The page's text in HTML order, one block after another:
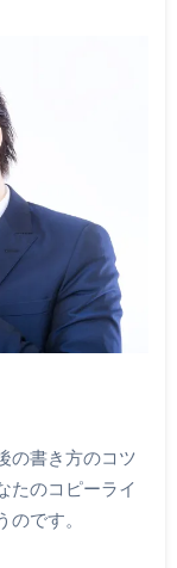
の書き方のコツ
たのコピーライ
です。